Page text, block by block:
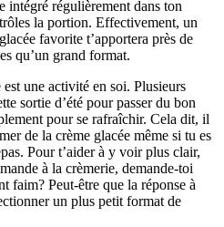
intégré régulièrement dans ton
la portion. Effectivement, un
favorite t’apportera près de
qu’un grand format.
une activité en soi. Plusieurs
sortie d’été pour passer du bon
pour se rafraîchir. Cela dit, il
de la crème glacée même si tu es
Pour t’aider à y voir plus clair,
à la crèmerie, demande-toi
faim? Peut-être que la réponse à
un plus petit format de